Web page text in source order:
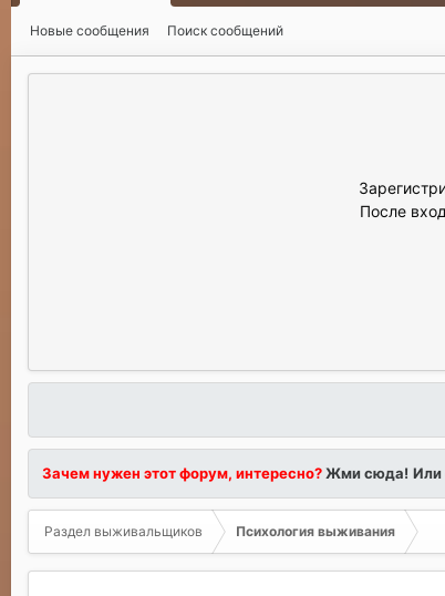
Новые сообщения Поиск сообщений
После
Зачем нужен этот форум, интересно?Жми сюда! Или
Раздел выживальщиков Психология выживания